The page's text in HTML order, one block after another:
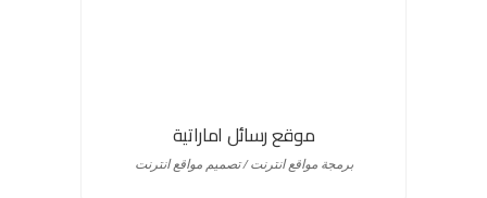
موقع رسائل اماراتية
برمجة مواقع انترنت / تصميم مواقع انترنت